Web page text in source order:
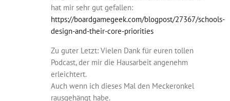
hat mir sehr gut gefallen:
https://boardgamegeek.com/blogpost/27367/schools-
design-and-their-core-priorities
Zu guter Letzt: Vielen Dank für euren tollen
Podcast, der mir die Hausarbeit angenehm
erleichtert.
Auch wenn ich dieses Mal den Meckeronkel
rausgehängt habe.